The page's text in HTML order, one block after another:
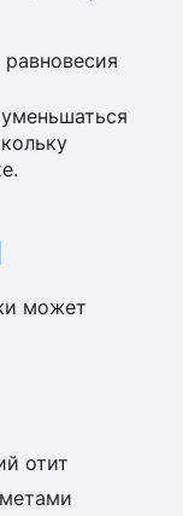
может
отит